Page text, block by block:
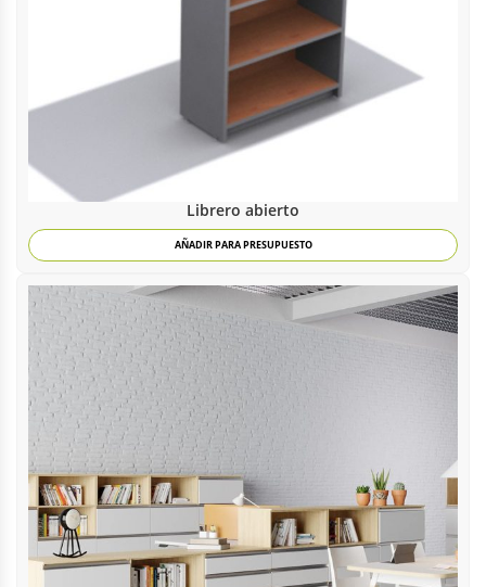
Librero abierto
AÑADIR PARA PRESUPUESTO